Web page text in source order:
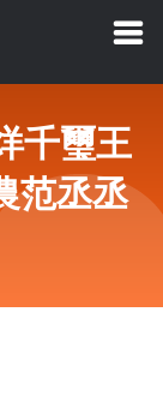
千璽王
范丞丞